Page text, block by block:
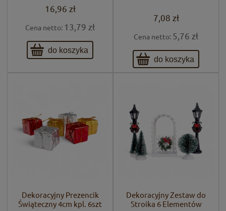
16,96 zł
Cena netto: 13,79 zł
do koszyka
7,08 zł
Cena netto: 5,76 zł
do koszyka
Dekoracyjny Prezencik
Świąteczny 4cm kpl. 6szt
Dekoracyjny Zestaw do
Stroika 6 Elementów